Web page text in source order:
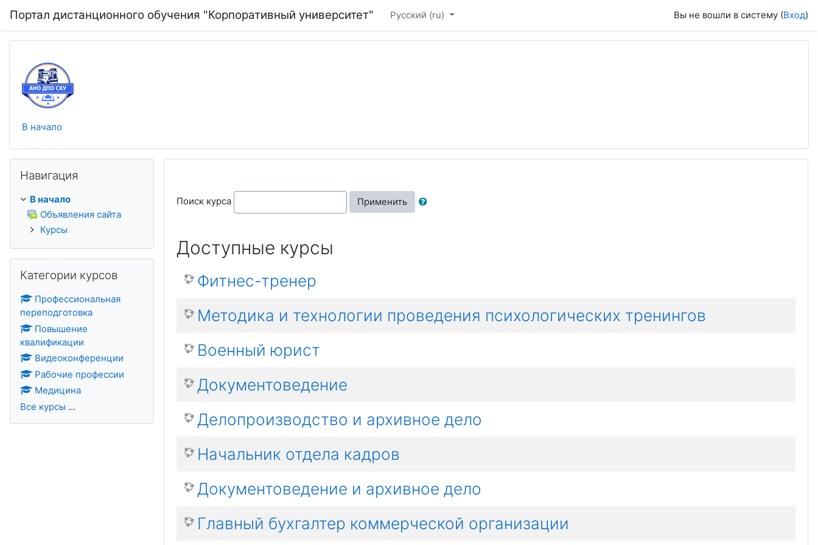
Портал дистанционного обучения "Корпоративный университет" Русский ‎(ru)‎ Вы не вошли в систему (Вход)
В начало
Поиск курса Применить
Доступные курсы
Фитнес-тренер
Методика и технологии проведения психологических тренингов
Военный юрист
Документоведение
Делопроизводство и архивное дело
Начальник отдела кадров
Документоведение и архивное дело
Главный бухгалтер коммерческой организации
Навигация
В начало
Объявления сайта
Курсы
Категории курсов
Профессиональная
переподготовка
Повышение
квалификации
Видеоконференции
Рабочие профессии
Медицина
Все курсы ...